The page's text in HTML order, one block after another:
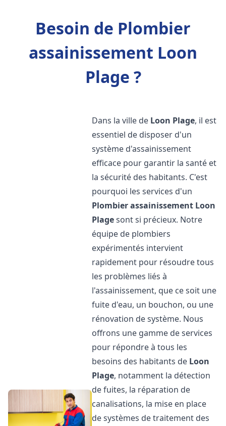
Besoin de Plombier
assainissement Loon
Plage ?
Dans la ville de Loon Plage, il est
essentiel de disposer d'un
système d'assainissement
efficace pour garantir la santé et
la sécurité des habitants. C'est
pourquoi les services d'un
Plombier assainissement Loon
Plagesont si précieux. Notre
équipe de plombiers
expérimentés intervient
rapidement pour résoudre tous
les problèmes liés à
l'assainissement, que ce soit une
fuite d'eau, un bouchon, ou une
rénovation de système. Nous
offrons une gamme de services
pour répondre à tous les
besoins des habitants de Loon
Plage, notamment la détection
de fuites, la réparation de
canalisations, la mise en place
de systèmes de traitement des